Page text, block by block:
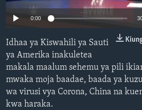
0:00
Idhaa ya Kiswahili ya Sauti
ya Amerika inakuletea
makala maalum sehemu ya pili
mwaka moja baadae, baada ya
wa virusi vya Corona, China na
kwa haraka.